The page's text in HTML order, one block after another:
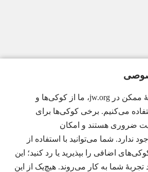
برای ارائهٔ بهترین تجربهٔ ممکن در jw.org، ما از کوکی‌ها و
می‌کنیم. برخی کوکی‌ها برای
ضروری هستند و امکان
ندارد. شما می‌توانید با استفاده از
اضافی را بپذیرید یا رد کنید؛ این
تجربهٔ شما به کار می‌روند. هیچ‌یک از این
شاهدان یَهُوَه